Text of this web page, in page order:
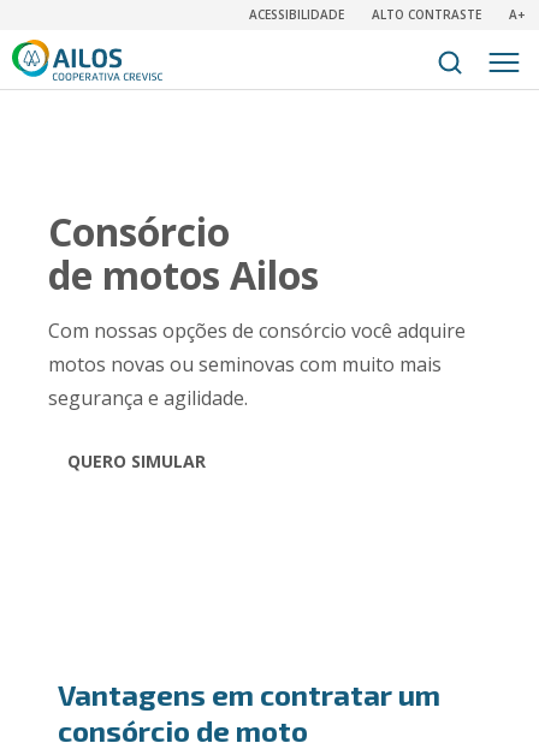
ACESSIBILIDADE ALTO CONTRASTE A+
Consórcio
de motos Ailos
Com nossas opções de consórcio você adquire
motos novas ou seminovas com muito mais
segurança e agilidade.
QUERO SIMULAR
Vantagens em contratar um
consórcio de moto